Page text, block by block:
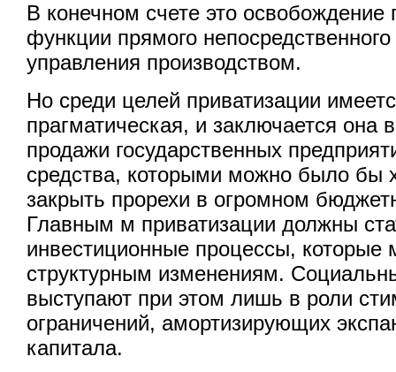
В конечном счете это освобождение
функции прямого непосредственного
управления производством.
Но среди целей приватизации
прагматическая, и заключается она
продажи государственных
средства, которыми можно было бы
закрыть прорехи в огромном
Главным м приватизации должны
инвестиционные процессы, которые
структурным изменениям.
выступают при этом лишь в роли
ограничений, амортизирующих
капитала.